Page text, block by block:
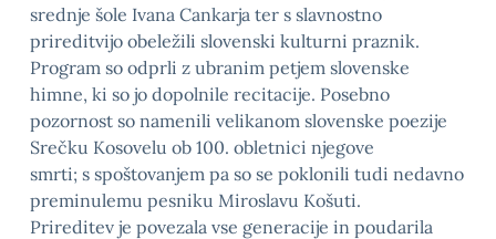
srednje šole Ivana Cankarja ter s slavnostno
prireditvijo obeležili slovenski kulturni praznik.
Program so odprli z ubranim petjem slovenske
himne, ki so jo dopolnile recitacije. Posebno
pozornost so namenili velikanom slovenske poezije
Srečku Kosovelu ob 100. obletnici njegove
smrti; s spoštovanjem pa so se poklonili tudi nedavno
preminulemu pesniku Miroslavu Košuti.
Prireditev je povezala vse generacije in poudarila